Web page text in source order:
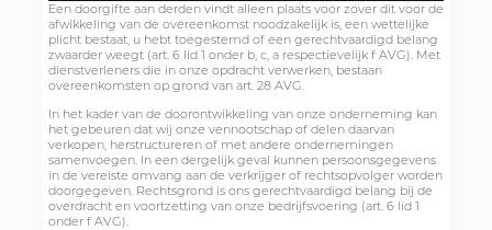
Een doorgifte aan derden vindt alleen plaats voor zover dit voor de
afwikkeling van de overeenkomst noodzakelijk is, een wettelijke
plicht bestaat, u hebt toegestemd of een gerechtvaardigd belang
zwaarder weegt (art. 6 lid 1 onder b, c, a respectievelijk f AVG). Met
dienstverleners die in onze opdracht verwerken, bestaan
overeenkomsten op grond van art. 28 AVG.
In het kader van de doorontwikkeling van onze onderneming kan
het gebeuren dat wij onze vennootschap of delen daarvan
verkopen, herstructureren of met andere ondernemingen
samenvoegen. In een dergelijk geval kunnen persoonsgegevens
in de vereiste omvang aan de verkrijger of rechtsopvolger worden
doorgegeven. Rechtsgrond is ons gerechtvaardigd belang bij de
overdracht en voortzetting van onze bedrijfsvoering (art. 6 lid 1
onder f AVG).